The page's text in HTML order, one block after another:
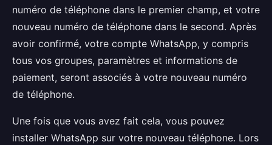
numéro de téléphone dans le premier champ, et votre
nouveau numéro de téléphone dans le second. Après
avoir confirmé, votre compte WhatsApp, y compris
tous vos groupes, paramètres et informations de
paiement, seront associés à votre nouveau numéro
de téléphone.
Une fois que vous avez fait cela, vous pouvez
installer WhatsApp sur votre nouveau téléphone. Lors